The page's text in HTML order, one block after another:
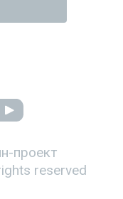
проект
reserved